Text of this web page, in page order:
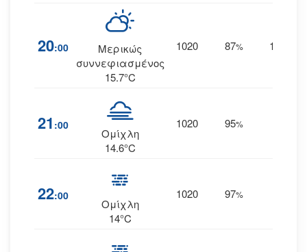
20:00
Μερικώς
συννεφιασμένος
15.7°C
1020 87% 10
21 :00
Ομίχλη
14.6°C
1020 95%
22:00
Ομίχλη
14°C
1020 97%